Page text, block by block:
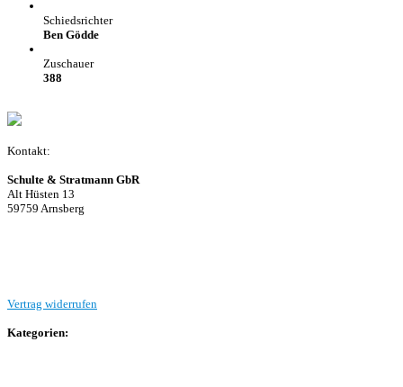
Schiedsrichter
Ben Gödde
Zuschauer
388
Kontakt:
Schulte & Stratmann GbR
Alt Hüsten 13
59759 Arnsberg
Vertrag widerrufen
Kategorien: